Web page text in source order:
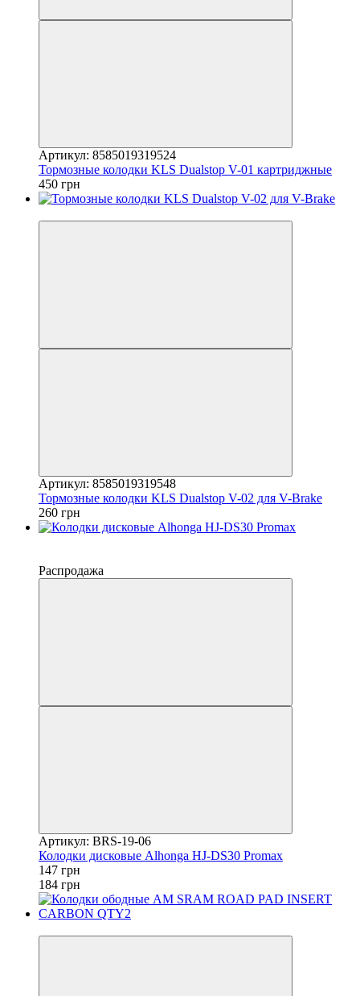
Артикул: 8585019319524
Тормозные колодки KLS Dualstop V-01 картриджные
450 грн
Артикул: 8585019319548
Тормозные колодки KLS Dualstop V-02 для V-Brake
260 грн
Распродажа
Артикул: BRS-19-06
Колодки дисковые Alhonga HJ-DS30 Promax
147 грн
184 грн